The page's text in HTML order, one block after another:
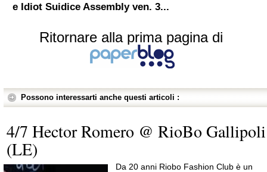
e Idiot Suidice Assembly ven. 3...
Ritornare alla prima pagina di
Possono interessarti anche questi articoli :
4/7 Hector Romero @ RioBo Gallipoli
(LE)
Da 20 anni Riobo Fashion Club è un